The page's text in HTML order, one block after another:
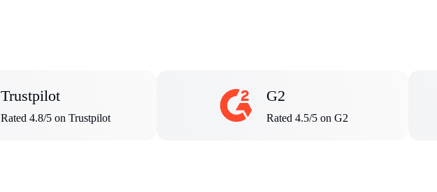
Trustpilot
Rated 4.8/5 on Trustpilot
G2
Rated 4.5/5 on G2